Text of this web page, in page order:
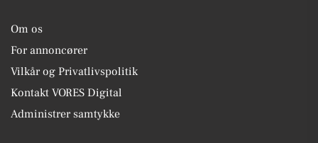
Om os
For annoncører
Vilkår og Privatlivspolitik
Kontakt VORES Digital
Administrer samtykke